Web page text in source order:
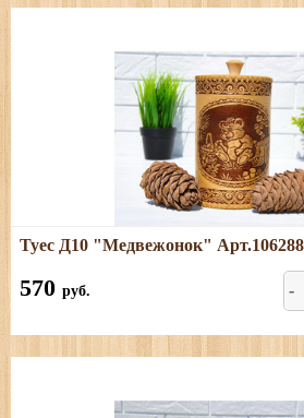
Подробнее
Размеры: диаметр - 11 см; высота
объём - 1 л.
Туес Д10 "Медвежонок" Арт.106288
570 руб. -